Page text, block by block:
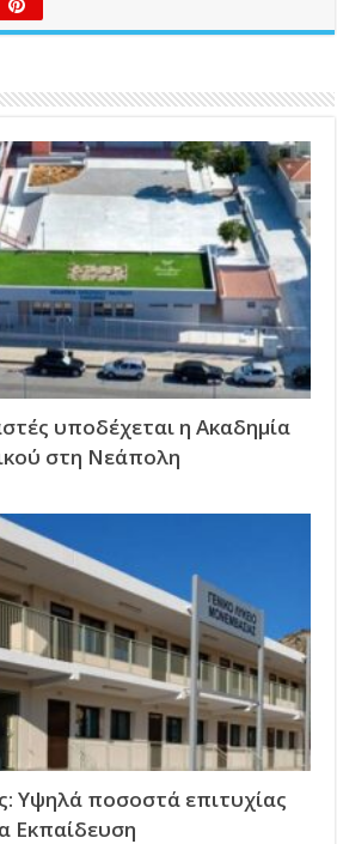
υποδέχεται η Ακαδημία
στη Νεάπολη
Υψηλά ποσοστά επιτυχίας
Εκπαίδευση